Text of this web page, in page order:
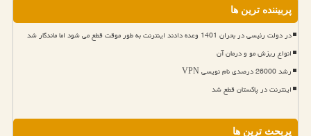
پربیننده ترین ها
در دولت رئیسی در بحران 1401 وعده دادند اینترنت به طور موقت قطع می شود اما ماندگار شد
انواع ریزش مو و درمان آن
رشد 26000 درصدی نام نویسی VPN
اینترنت در پاکستان قطع شد
پربحث ترین ها